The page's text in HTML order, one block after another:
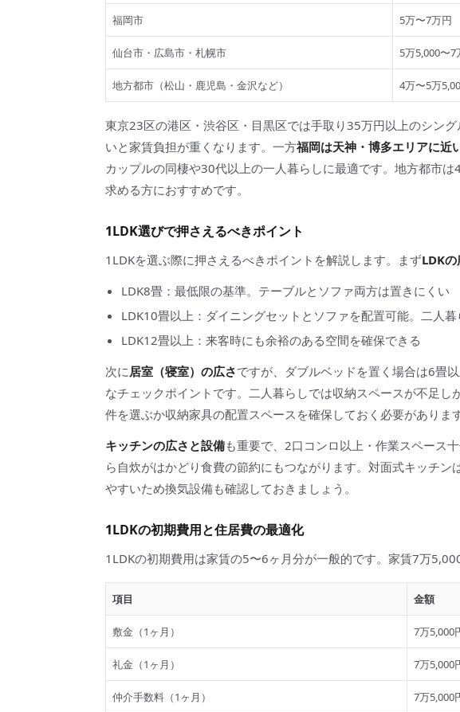
福岡市 5万〜7万円
仙台市・広島市・札幌市 5万5,000〜7
地方都市（松山・鹿児島・金沢など） 4万〜5万
東京23区の港区・渋谷区・目黒区では手取り35万円以上のシン
いと家賃負担が重くなります。一方福岡は天神・博多エリアに近
カップルの同棲や30代以上の一人暮らしに最適です。地方都市
求める方におすすめです。
1LDK選びで押さえるべきポイント
1LDKを選ぶ際に押さえるべきポイントを解説します。まずLDKの
LDK8畳：最低限の基準。テーブルとソファ両方は置きにくい
LDK10畳以上：ダイニングセットとソファを配置可能。二人
LDK12畳以上：来客時にも余裕のある空間を確保できる
次に居室（寝室）の広さですが、ダブルベッドを置く場合は6畳
なチェックポイントです。二人暮らしでは収納スペースが不足
件を選ぶか収納家具の配置スペースを確保しておく必要があります
キッチンの広さと設備も重要で、2口コンロ以上・作業スペース
ら自炊がはかどり食費の節約にもつながります。対面式キッチ
やすいため換気設備も確認しておきましょう。
1LDKの初期費用と住居費の最適化
1LDKの初期費用は家賃の5〜6ヶ月分が一般的です。家賃7万
項目 金額
敷金（1ヶ月） 7万5,000
礼金（1ヶ月） 7万5,000
仲介手数料（1ヶ月） 7万5,000